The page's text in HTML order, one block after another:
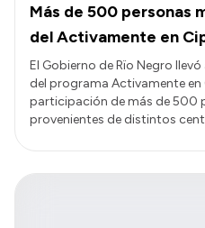
Más de 500 personas
del Activamente en
El Gobierno de Rïo Negro
del programa Activamente
participación de más de 500
provenientes de distintos